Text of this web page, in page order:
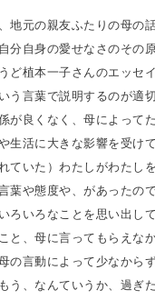
地元の親友ふたりの母の
分自身の愛せなさのその
ど植本一子さんのエッセ
う言葉で説明するのが適
が良くなく、母によって
生活に大きな影響を受け
ていた）わたしがわたし
葉や態度や、があったの
ろいろなことを思い出し
と、母に言ってもらえな
の言動によって少なから
う、なんていうか、過ぎ